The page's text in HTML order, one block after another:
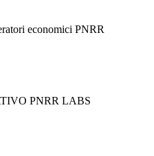
economici PNRR
PNRR LABS